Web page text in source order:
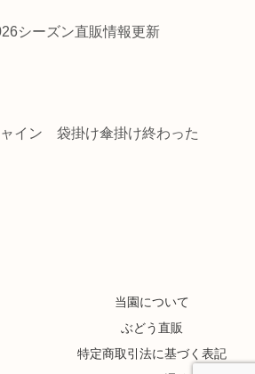
シーズン直販情報更新
イン 袋掛け傘掛け終わった
当園について
ぶどう直販
特定商取引法に基づく表記